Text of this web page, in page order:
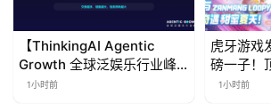
【ThinkingAI Agentic
Growth 全球泛娱乐行业峰
会】Agent 时代，人到底负
1小时前
虎牙游戏
磅一子！
1小时前